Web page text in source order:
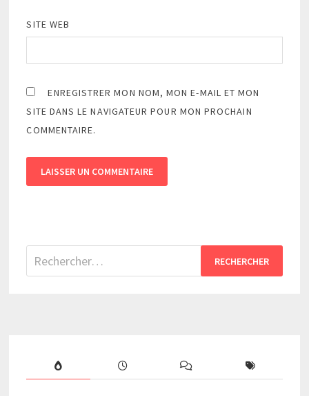
SITE WEB
ENREGISTRER MON NOM, MON E-MAIL ET MON
SITE DANS LE NAVIGATEUR POUR MON PROCHAIN
COMMENTAIRE.
Rechercher :